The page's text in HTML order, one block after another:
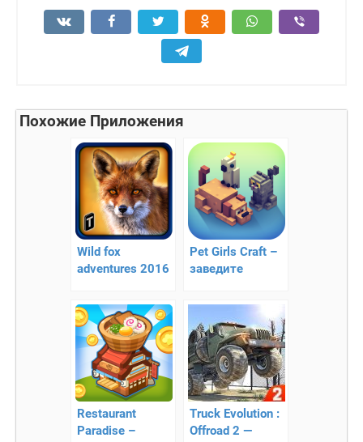
Похожие Приложения
Wild fox
adventures 2016
лисы
Pet Girls Craft –
заведите
питомца
Restaurant
Paradise –
Truck Evolution :
Offroad 2 —